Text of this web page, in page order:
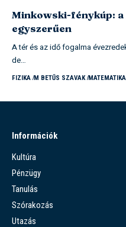
Minkowski-fénykúp:
egyszerűen
A tér és az idő fogalma
de…
FIZIKA M BETŰS SZAVAK MATEMATIKA
Információk
Kultúra
Pénzügy
Tanulás
Szórakozás
Utazás